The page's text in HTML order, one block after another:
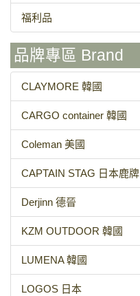
福利品
品牌專區 Brand
CLAYMORE 韓國
CARGO container 韓國
Coleman 美國
CAPTAIN STAG 日本鹿牌
Derjinn 德晉
KZM OUTDOOR 韓國
LUMENA 韓國
LOGOS 日本